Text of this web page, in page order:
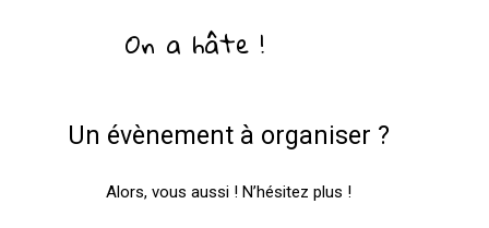
On a hâte !
Un évènement à organiser ?
Alors, vous aussi ! N’hésitez plus !